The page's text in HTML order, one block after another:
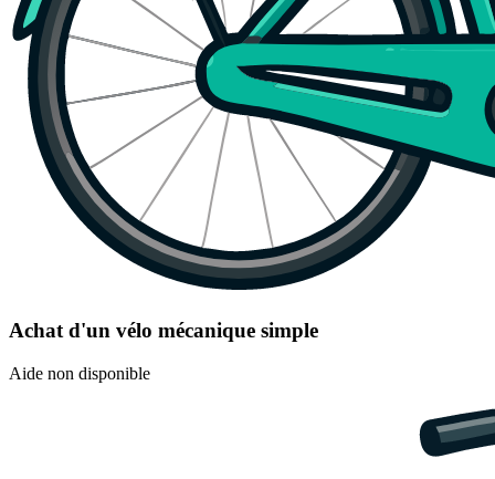
Achat d'un vélo mécanique simple
Aide non disponible